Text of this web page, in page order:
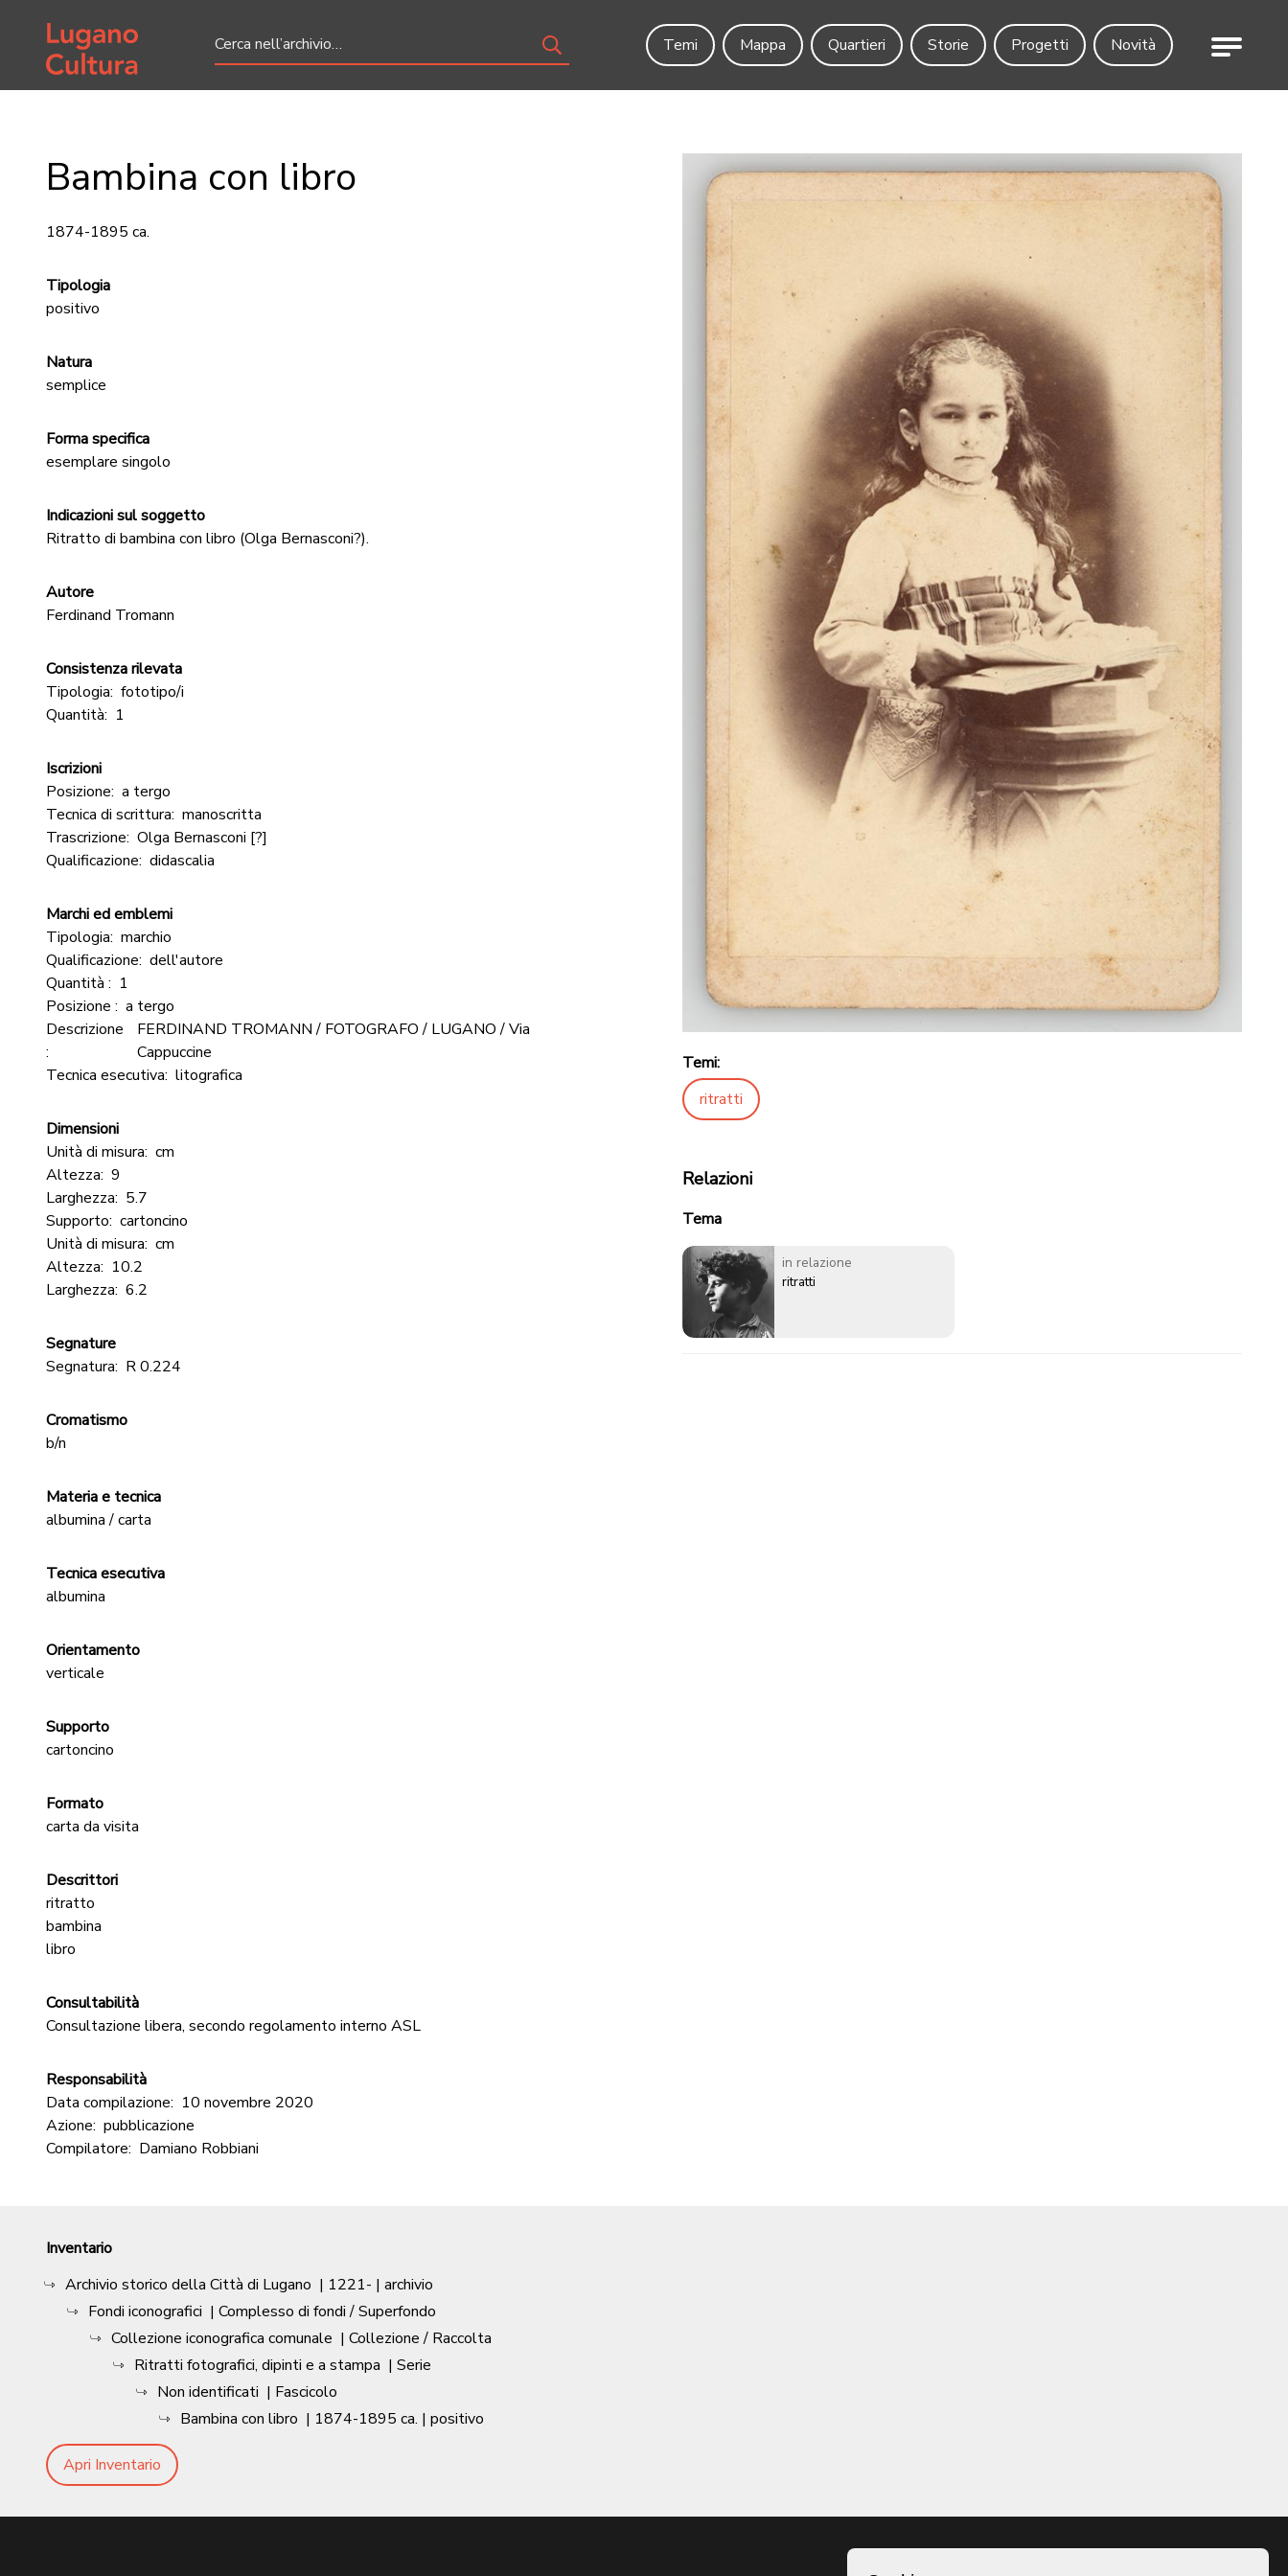
Home page
Temi
Mappa Quartieri Storie Progetti Novità Menu
Bambina con libro
1874-1895 ca.
Tipologia
positivo
Natura
semplice
Forma specifica
esemplare singolo
Indicazioni sul soggetto
Ritratto di bambina con libro (Olga Bernasconi?).
Autore
Ferdinand Tromann
Consistenza rilevata
Tipologia: fototipo/i
Quantità: 1
Iscrizioni
Posizione: a tergo
Tecnica di scrittura: manoscritta
Trascrizione: Olga Bernasconi [?]
Qualificazione: didascalia
Marchi ed emblemi
Tipologia: marchio
Qualificazione: dell'autore
Quantità : 1
Posizione : a tergo
Descrizione
:
FERDINAND TROMANN / FOTOGRAFO / LUGANO / Via
Cappuccine
Tecnica esecutiva: litografica
Dimensioni
Unità di misura: cm
Altezza: 9
Larghezza: 5.7
Supporto: cartoncino
Unità di misura: cm
Altezza: 10.2
Larghezza: 6.2
Segnature
Segnatura: R 0.224
Cromatismo
b/n
Materia e tecnica
albumina / carta
Tecnica esecutiva
albumina
Orientamento
verticale
Supporto
cartoncino
Formato
carta da visita
Descrittori
ritratto
bambina
libro
Consultabilità
Consultazione libera, secondo regolamento interno ASL
Responsabilità
Data compilazione: 10 novembre 2020
Azione: pubblicazione
Compilatore: Damiano Robbiani
Temi:
ritratti
Relazioni
Tema
in relazione
ritratti
Inventario
Archivio storico della Città di Lugano | 1221- | archivio
Fondi iconografici | Complesso di fondi / Superfondo
Collezione iconografica comunale | Collezione / Raccolta
Ritratti fotografici, dipinti e a stampa | Serie
Non identificati | Fascicolo
Bambina con libro | 1874-1895 ca. | positivo
Apri Inventario